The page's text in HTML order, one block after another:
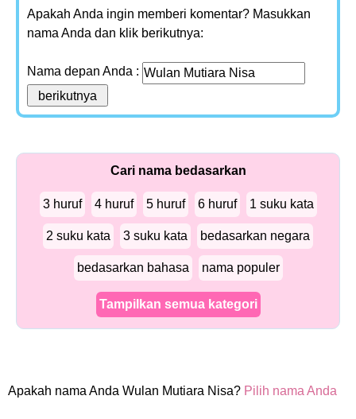
Apakah Anda ingin memberi komentar? Masukkan
nama Anda dan klik berikutnya:
Nama depan Anda :
Cari nama bedasarkan
3 huruf 4 huruf 5 huruf 6 huruf 1 suku kata
2 suku kata 3 suku kata bedasarkan negara
bedasarkan bahasa nama populer
Tampilkan semua kategori
Apakah nama Anda Wulan Mutiara Nisa? Pilih nama Anda